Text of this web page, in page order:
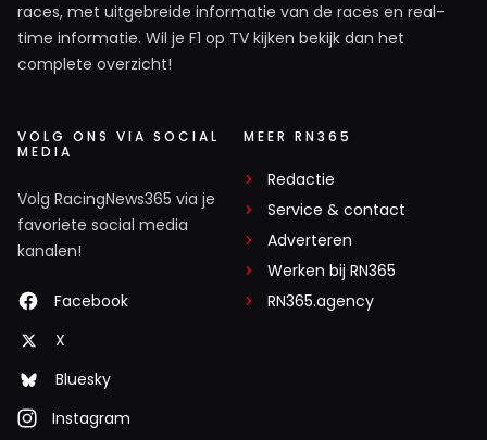
races, met uitgebreide informatie van de races en real-
time informatie. Wil je F1 op TV kijken bekijk dan het
complete overzicht!
VOLG ONS VIA SOCIAL
MEDIA
Volg RacingNews365 via je
favoriete social media
kanalen!
Facebook
X
Bluesky
Instagram
MEER RN365
Redactie
Service & contact
Adverteren
Werken bij RN365
RN365.agency